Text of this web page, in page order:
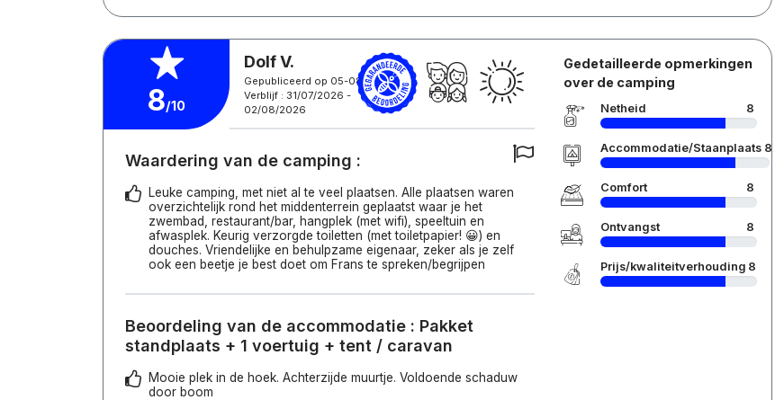
8/10
Dolf V.
Gepubliceerd op 05-08-2026
Verblijf : 31/07/2026 -
02/08/2026
Waardering van de camping :
Leuke camping, met niet al te veel plaatsen. Alle plaatsen waren
overzichtelijk rond het middenterrein geplaatst waar je het
zwembad, restaurant/bar, hangplek (met wifi), speeltuin en
afwasplek. Keurig verzorgde toiletten (met toiletpapier! 😀) en
douches. Vriendelijke en behulpzame eigenaar, zeker als je zelf
ook een beetje je best doet om Frans te spreken/begrijpen
Beoordeling van de accommodatie : Pakket
standplaats + 1 voertuig + tent / caravan
Mooie plek in de hoek. Achterzijde muurtje. Voldoende schaduw
door boom
Gedetailleerde opmerkingen
over de camping
Netheid 8
Accommodatie/Staanplaats 8
Comfort 8
Ontvangst 8
Prijs/kwaliteitverhouding 8